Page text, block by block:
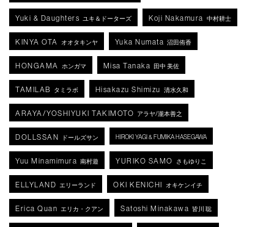
Yuki & Daughters ユキ＆ドーターズ Koji Nakamura 中村耕士
KINYA OTA オオタキンヤ Yuka Numata 沼田侑香
HONGAMA ホンガマ Misa Tanaka 田中 美佐
TAMILAB タミラボ Hisakazu Shimizu 清水久和
ARAYA/YOSHIYUKI TAKIMOTO アラヤ/瀧本善之
DOLLSSAN ドールズサン HIROKI YAGI & FUMIKA HASEGAWA
Yuu Minamimura 南村遊 YURIKO SAMO さもゆりこ
ELLYLAND エリーランド OKI KENICHI オキケンイチ
Erica Quan エリカ・クアン Satoshi Minakawa 皆川 聡